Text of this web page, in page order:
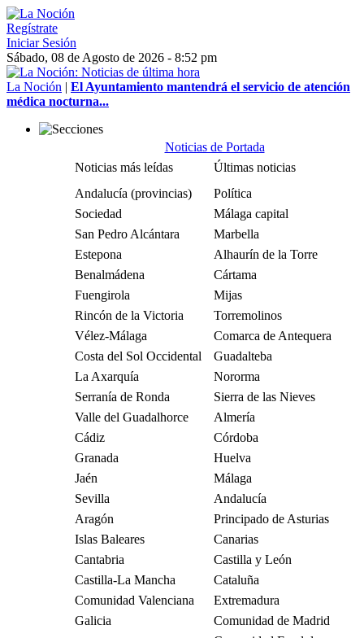
Regístrate
Iniciar Sesión
Sábado, 08 de Agosto de 2026 - 8:52 pm
La Noción | El Ayuntamiento mantendrá el servicio de atención
médica nocturna...
Noticias de Portada
Noticias más leídas
Últimas noticias
Andalucía (provincias)
Política
Sociedad
Málaga capital
San Pedro Alcántara
Marbella
Estepona
Alhaurín de la Torre
Benalmádena
Cártama
Fuengirola
Mijas
Rincón de la Victoria
Torremolinos
Vélez-Málaga
Comarca de Antequera
Costa del Sol Occidental
Guadalteba
La Axarquía
Nororma
Serranía de Ronda
Sierra de las Nieves
Valle del Guadalhorce
Almería
Cádiz
Córdoba
Granada
Huelva
Jaén
Málaga
Sevilla
Andalucía
Aragón
Principado de Asturias
Islas Baleares
Canarias
Cantabria
Castilla y León
Castilla-La Mancha
Cataluña
Comunidad Valenciana
Extremadura
Galicia
Comunidad de Madrid